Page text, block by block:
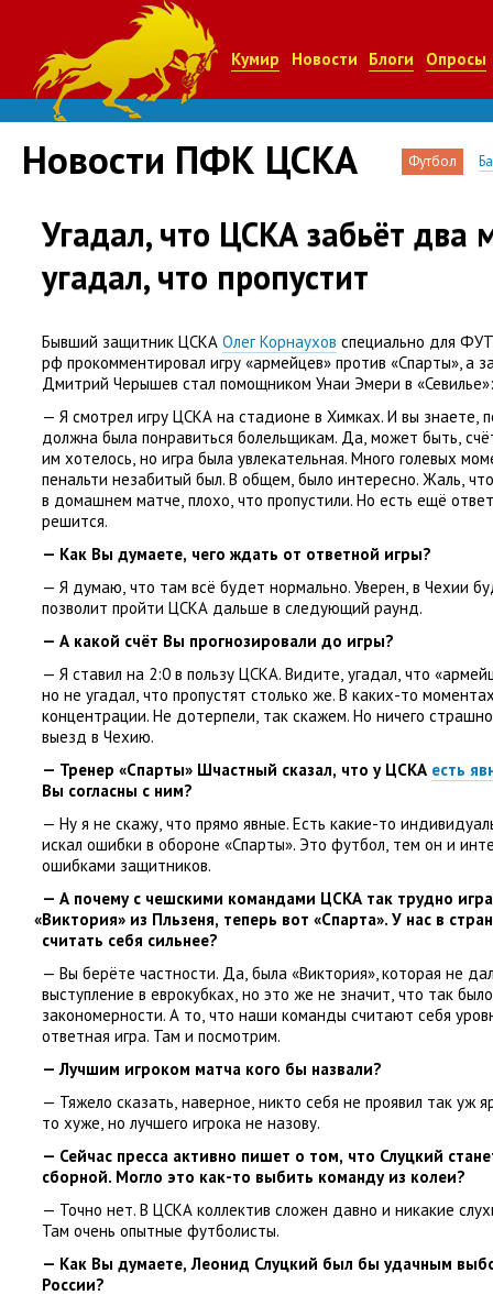
Кумир Новости Блоги Опросы
Новости ПФК ЦСКА Футбол
Угадал, что ЦСКА забьёт два
угадал, что пропустит
Бывший защитник ЦСКА Олег Корнаухов специально для
рф прокомментировал игру «армейцев» против «Спарты», а
Дмитрий Черышев стал помощником Унаи Эмери в «Севилье»:
— Я смотрел игру ЦСКА на стадионе в Химках. И вы знаете,
должна была понравиться болельщикам. Да, может быть,
им хотелось, но игра была увлекательная. Много голевых
пенальти незабитый был. В общем, было интересно. Жаль,
в домашнем матче, плохо, что пропустили. Но есть ещё
решится.
— Как Вы думаете, чего ждать от ответной игры?
— Я думаю, что там всё будет нормально. Уверен, в Чехии
позволит пройти ЦСКА дальше в следующий раунд.
— А какой счёт Вы прогнозировали до игры?
— Я ставил на 2:0 в пользу ЦСКА. Видите, угадал, что «
но не угадал, что пропустят столько же. В каких-то
концентрации. Не дотерпели, так скажем. Но ничего
выезд в Чехию.
— Тренер «Спарты» Шчастный сказал, что у ЦСКА есть
Вы согласны с ним?
— Ну я не скажу, что прямо явные. Есть какие-то
искал ошибки в обороне «Спарты». Это футбол, тем он и
ошибками защитников.
— А почему с чешскими командами ЦСКА так трудно
«Виктория» из Пльзеня, теперь вот «Спарта». У нас в
считать себя сильнее?
— Вы берёте частности. Да, была «Виктория», которая не
выступление в еврокубках, но это же не значит, что так
закономерности. А то, что наши команды считают себя
ответная игра. Там и посмотрим.
— Лучшим игроком матча кого бы назвали?
— Тяжело сказать, наверное, никто себя не проявил так уж
то хуже, но лучшего игрока не назову.
— Сейчас пресса активно пишет о том, что Слуцкий
сборной. Могло это как-то выбить команду из колеи?
— Точно нет. В ЦСКА коллектив сложен давно и никакие
Там очень опытные футболисты.
— Как Вы думаете, Леонид Слуцкий был бы удачным
России?